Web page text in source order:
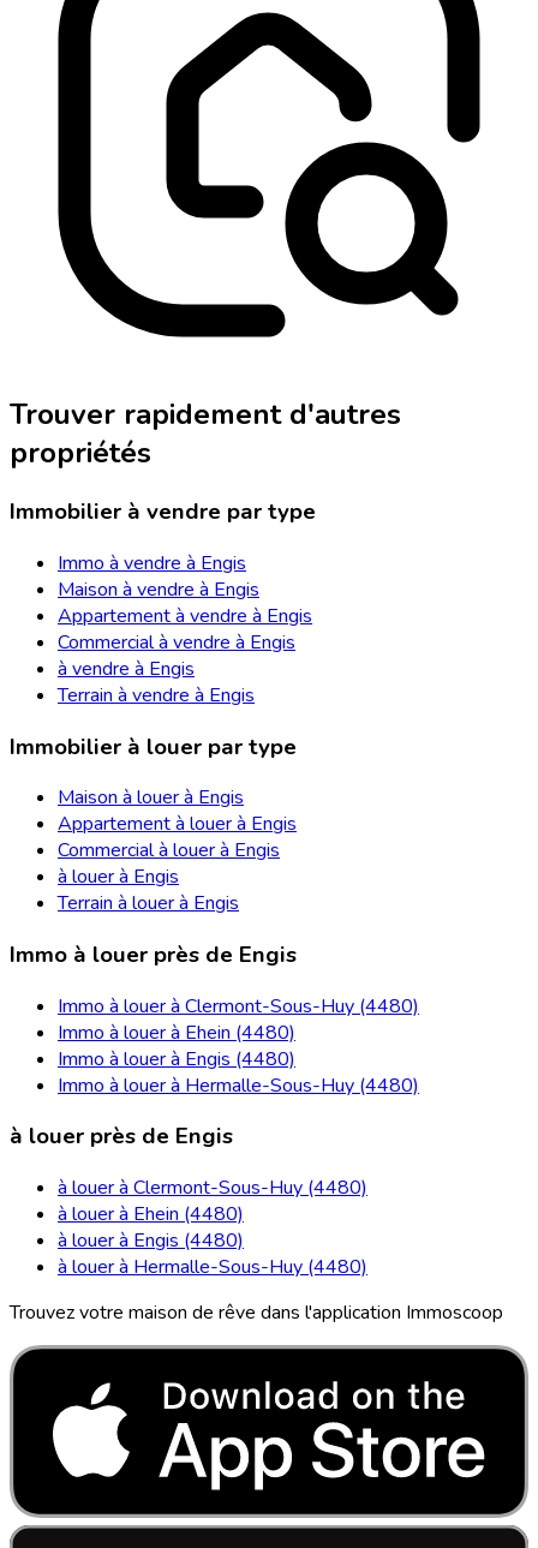
Trouver rapidement d'autres
propriétés
Immobilier à vendre par type
Immo à vendre à Engis
Maison à vendre à Engis
Appartement à vendre à Engis
Commercial à vendre à Engis
à vendre à Engis
Terrain à vendre à Engis
Immobilier à louer par type
Maison à louer à Engis
Appartement à louer à Engis
Commercial à louer à Engis
à louer à Engis
Terrain à louer à Engis
Immo à louer près de Engis
Immo à louer à Clermont-Sous-Huy (4480)
Immo à louer à Ehein (4480)
Immo à louer à Engis (4480)
Immo à louer à Hermalle-Sous-Huy (4480)
à louer près de Engis
à louer à Clermont-Sous-Huy (4480)
à louer à Ehein (4480)
à louer à Engis (4480)
à louer à Hermalle-Sous-Huy (4480)
Trouvez votre maison de rêve dans l'application Immoscoop